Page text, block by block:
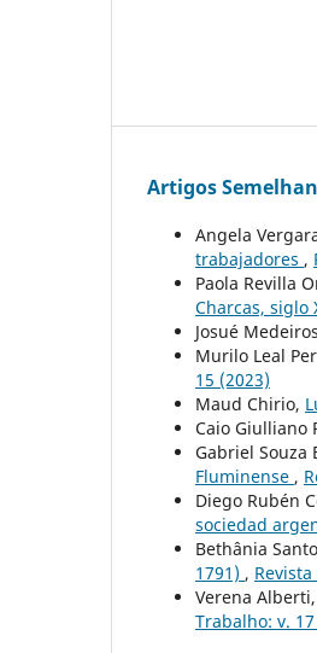
Artigos
Angela
trabajadores ,
Paola Revilla
Charcas, siglo
Josué
Murilo Leal
15 (2023)
Maud Chirio,
Caio Giulliano
Gabriel Souza
Fluminense ,
Diego Rubén
sociedad
Bethânia
1791) ,
Verena Alberti,
Trabalho: v.